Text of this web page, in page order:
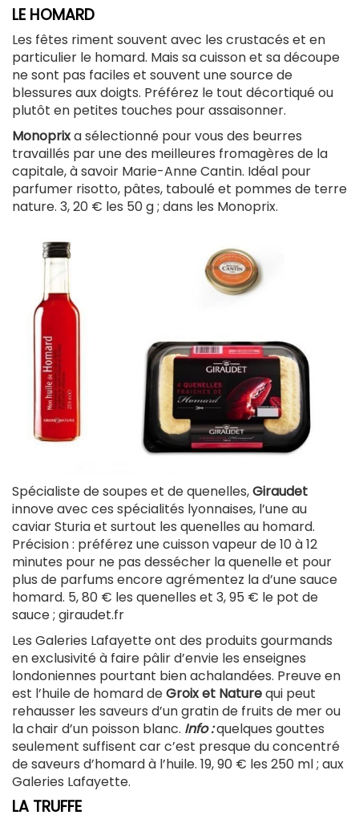
LE HOMARD
Les fêtes riment souvent avec les crustacés et en
particulier le homard. Mais sa cuisson et sa découpe
ne sont pas faciles et souvent une source de
blessures aux doigts. Préférez le tout décortiqué ou
plutôt en petites touches pour assaisonner.
Monoprixa sélectionné pour vous des beurres
travaillés par une des meilleures fromagères de la
capitale, à savoir Marie-Anne Cantin. Idéal pour
parfumer risotto, pâtes, taboulé et pommes de terre
nature. 3, 20 € les 50 g ; dans les Monoprix.
Spécialiste de soupes et de quenelles,Giraudet
innove avec ces spécialités lyonnaises, l’une au
caviar Sturia et surtout les quenelles au homard.
Précision : préférez une cuisson vapeur de 10 à 12
minutes pour ne pas dessécher la quenelle et pour
plus de parfums encore agrémentez la d’une sauce
homard. 5, 80 € les quenelles et 3, 95 € le pot de
sauce ; giraudet.fr
Les Galeries Lafayette ont des produits gourmands
en exclusivité à faire pâlir d’envie les enseignes
londoniennes pourtant bien achalandées. Preuve en
est l’huile de homard deGroix et Naturequi peut
rehausser les saveurs d’un gratin de fruits de mer ou
la chair d’un poisson blanc. Info :quelques gouttes
seulement suffisent car c’est presque du concentré
de saveurs d’homard à l’huile. 19, 90 € les 250 ml ; aux
Galeries Lafayette.
LA TRUFFE